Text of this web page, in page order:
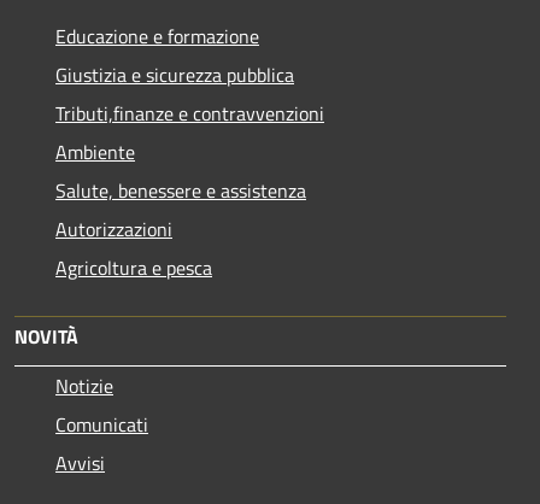
Educazione e formazione
Giustizia e sicurezza pubblica
Tributi,finanze e contravvenzioni
Ambiente
Salute, benessere e assistenza
Autorizzazioni
Agricoltura e pesca
NOVITÀ
Notizie
Comunicati
Avvisi